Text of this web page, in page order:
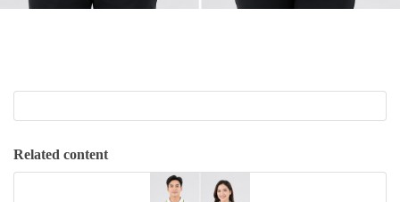
Related content